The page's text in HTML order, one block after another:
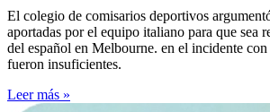
El colegio de comisarios deportivos
aportadas por el equipo italiano para que sea
del español en Melbourne. en el incidente
fueron insuficientes.
Leer más »